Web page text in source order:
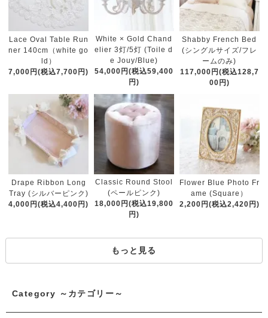
Lace Oval Table Run
ner 140cm（white go
ld）
7,000円(税込7,700円)
White × Gold Chand
elier 3灯/5灯 (Toile d
e Jouy/Blue)
54,000円(税込59,400
円)
Shabby French Bed
(シングルサイズ/フレ
ームのみ)
117,000円(税込128,7
00円)
Drape Ribbon Long
Tray (シルバーピンク)
4,000円(税込4,400円)
Classic Round Stool
(ペールピンク)
18,000円(税込19,800
円)
Flower Blue Photo Fr
ame (Square）
2,200円(税込2,420円)
もっと見る
Category ～カテゴリー～